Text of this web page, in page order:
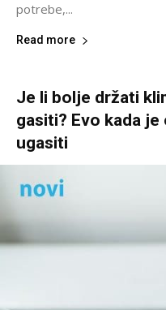
potrebe,...
Read more
Je li bolje držati
gasiti? Evo kada
ugasiti